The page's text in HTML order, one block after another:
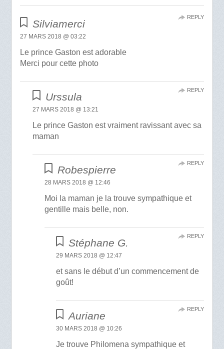
Silviamerci
27 MARS 2018 @ 03:22
Le prince Gaston est adorable
Merci pour cette photo
REPLY
Urssula
27 MARS 2018 @ 13:21
Le prince Gaston est vraiment ravissant avec sa
maman
REPLY
Robespierre
28 MARS 2018 @ 12:46
Moi la maman je la trouve sympathique et
gentille mais belle, non.
REPLY
Stéphane G.
29 MARS 2018 @ 12:47
et sans le début d’un commencement de
goût!
REPLY
Auriane
30 MARS 2018 @ 10:26
Je trouve Philomena sympathique et
REPLY